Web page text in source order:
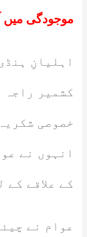
موجودگی میں
اہلیانِ
کشمیر راجہ
خصوصی
انہوں نے
کے علاقے
عوام نے